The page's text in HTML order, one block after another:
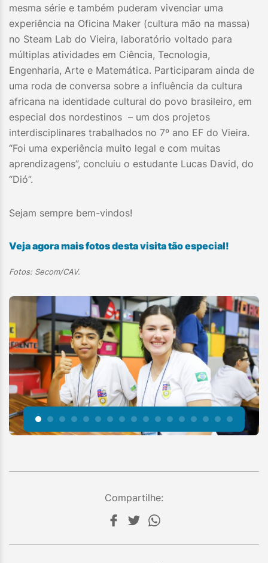
mesma série e também puderam vivenciar uma
experiência na Oficina Maker (cultura mão na massa)
no Steam Lab do Vieira, laboratório voltado para
múltiplas atividades em Ciência, Tecnologia,
Engenharia, Arte e Matemática. Participaram ainda de
uma roda de conversa sobre a influência da cultura
africana na identidade cultural do povo brasileiro, em
especial dos nordestinos – um dos projetos
interdisciplinares trabalhados no 7º ano EF do Vieira.
“Foi uma experiência muito legal e com muitas
aprendizagens”, concluiu o estudante Lucas David, do
“Dió”.
Sejam sempre bem-vindos!
Veja agora mais fotos desta visita tão especial!
Fotos: Secom/CAV.
Compartilhe: